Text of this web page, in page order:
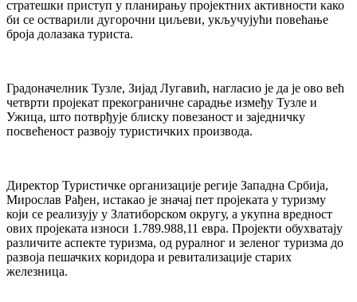
стратешки приступ у планирању пројектних активности како
би се остварили дугорочни циљеви, укључујући повећање
броја долазака туриста.
Градоначелник Тузле, Зијад Лугавић, нагласио је да је ово већ
четврти пројекат прекограничне сарадње између Тузле и
Ужица, што потврђује блиску повезаност и заједничку
посвећеност развоју туристичких производа.
Директор Туристичке организације регије Западна Србија,
Мирослав Рађен, истакао је значај пет пројеката у туризму
који се реализују у Златиборском округу, а укупна вредност
ових пројеката износи 1.789.988,11 евра. Пројекти обухватају
различите аспекте туризма, од руралног и зеленог туризма до
развоја пешачких коридора и ревитализације старих
железница.